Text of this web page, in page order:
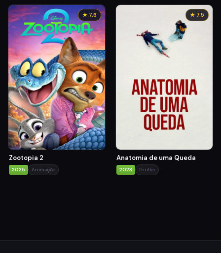
★ 7.6
Zootopia 2
2025 Animação
★ 7.5
Anatomia de uma Queda
2023 Thriller